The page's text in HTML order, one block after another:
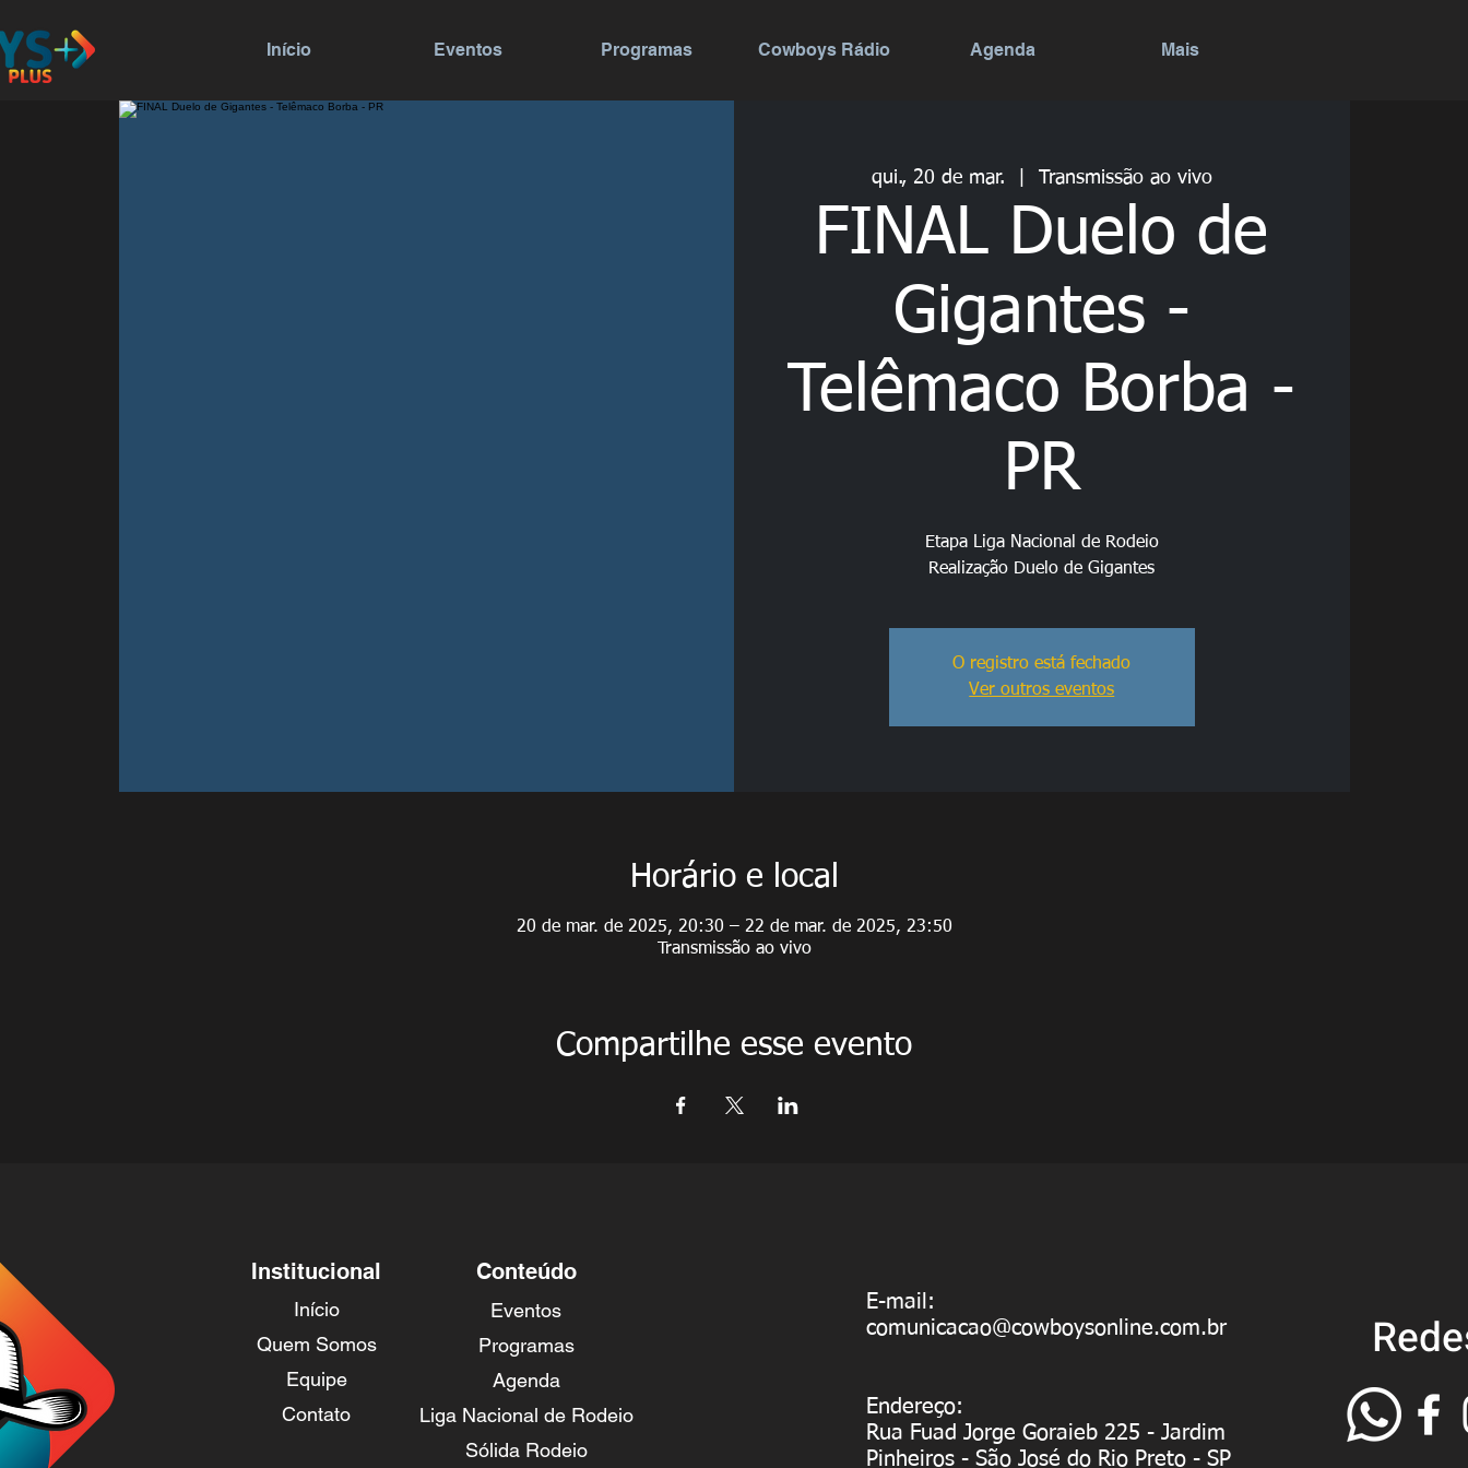
Início Eventos Programas Cowboys Rádio Agenda Mais
qui., 20 de mar. Transmissão ao vivo
FINAL Duelo de
Gigantes -
Telêmaco Borba -
PR
Etapa Liga Nacional de Rodeio
Realização Duelo de Gigantes
O registro está fechado
Ver outros eventos
Horário e local
20 de mar. de 2025, 20:30 – 22 de mar. de 2025, 23:50
Transmissão ao vivo
Compartilhe esse evento
Institucional
Início
Quem Somos
Equipe
Contato
Conteúdo
Eventos
Programas
Agenda
Liga Nacional de Rodeio
Sólida Rodeio
E-mail:
comunicacao@cowboysonline.com.br
Endereço:
Rua Fuad Jorge Goraieb 225 - Jardim
Pinheiros - São José do Rio Preto - SP